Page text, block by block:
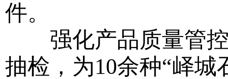
件。
强化产品质量管控
抽检，为10余种“峄城